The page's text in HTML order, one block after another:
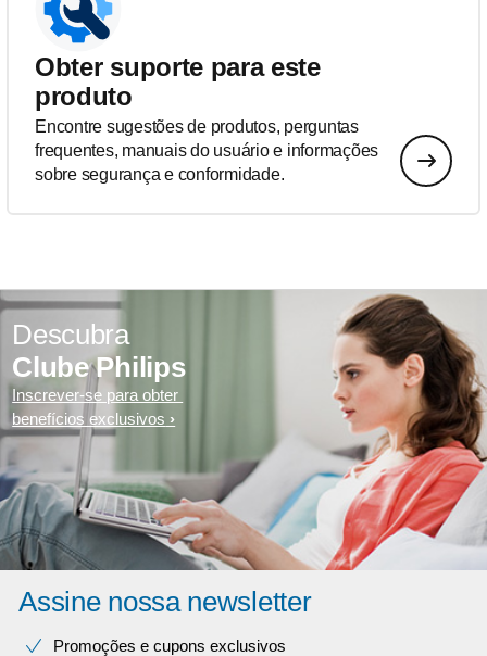
Obter suporte para este
produto
Encontre sugestões de produtos, perguntas
frequentes, manuais do usuário e informações
sobre segurança e conformidade.
Descubra
Clube Philips
Inscrever-se para obter
benefícios exclusivos
Assine nossa newsletter
Promoções e cupons exclusivos